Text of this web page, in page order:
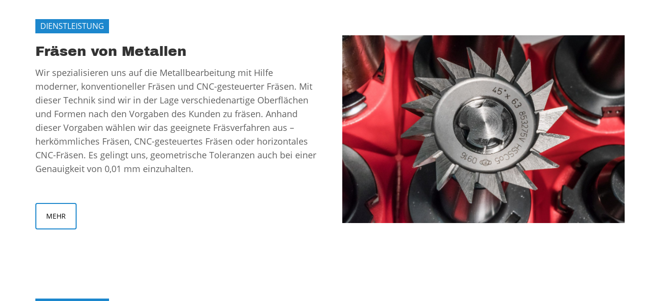
DIENSTLEISTUNG
Fräsen von Metallen
Wir spezialisieren uns auf die Metallbearbeitung mit Hilfe
moderner, konventioneller Fräsen und CNC-gesteuerter Fräsen. Mit
dieser Technik sind wir in der Lage verschiedenartige Oberflächen
und Formen nach den Vorgaben des Kunden zu fräsen. Anhand
dieser Vorgaben wählen wir das geeignete Fräsverfahren aus –
herkömmliches Fräsen, CNC-gesteuertes Fräsen oder horizontales
CNC-Fräsen. Es gelingt uns, geometrische Toleranzen auch bei einer
Genauigkeit von 0,01 mm einzuhalten.
MEHR